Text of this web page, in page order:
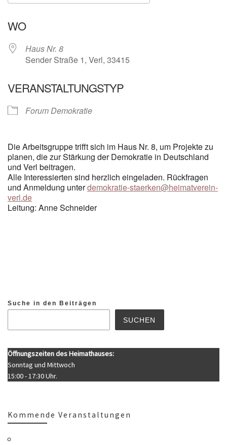
WO
Haus Nr. 8
Sender Straße 1, Verl, 33415
VERANSTALTUNGSTYP
Forum Demokratie
Die Arbeitsgruppe trifft sich im Haus Nr. 8, um Projekte zu
planen, die zur Stärkung der Demokratie in Deutschland
und Verl beitragen.
Alle Interessierten sind herzlich eingeladen. Rückfragen
und Anmeldung unterdemokratie-staerken@heimatverein-
verl.de
Leitung: Anne Schneider
Suche in den Beiträgen
SUCHEN
Öffnungszeiten des Heimathauses:
Sonntag und Mittwoch
15:00 - 17:30 Uhr.
Kommende Veranstaltungen